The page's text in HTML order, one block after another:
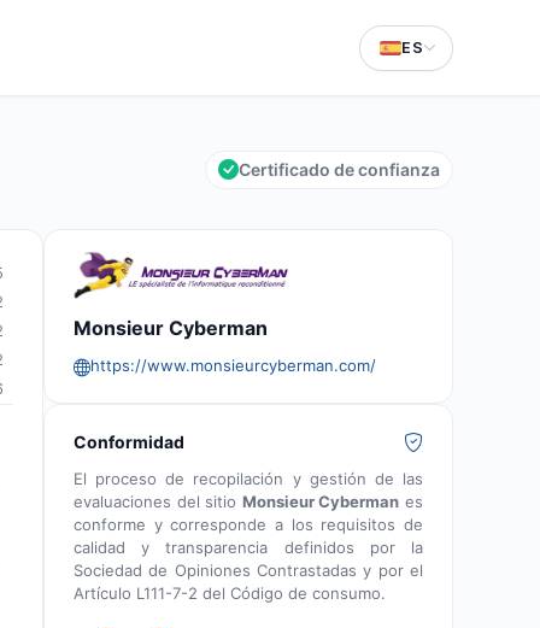
ES
Certificado de confianza
Monsieur Cyberman
https://www.monsieurcyberman.com/
Conformidad
El proceso de recopilación y gestión de las
evaluaciones del sitio Monsieur Cyberman es
conforme y corresponde a los requisitos de
calidad y transparencia definidos por la
Sociedad de Opiniones Contrastadas y por el
Artículo L111-7-2 del Código de consumo.